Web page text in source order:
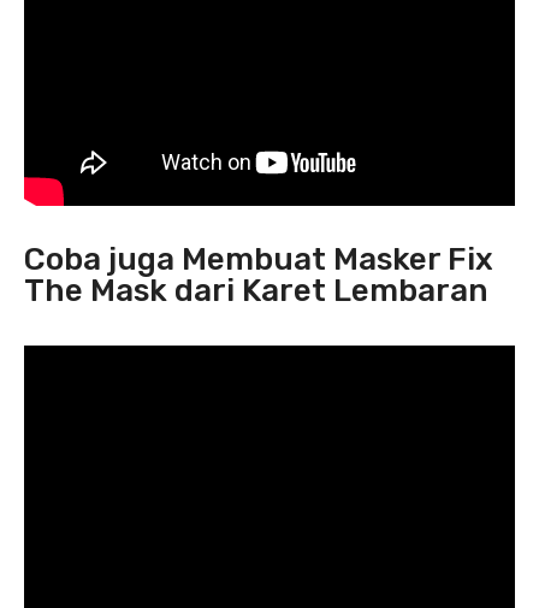
Coba juga Membuat Masker Fix
The Mask dari Karet Lembaran